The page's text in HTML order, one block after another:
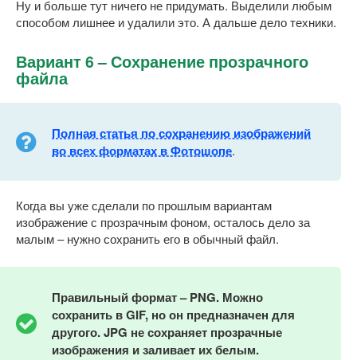
Ну и больше тут ничего не придумать. Выделили любым
способом лишнее и удалили это. А дальше дело техники.
Вариант 6 – Сохранение прозрачного
файла
Полная статья по сохранению изображений
во всех форматах в Фотошопе.
Когда вы уже сделали по прошлым вариантам
изображение с прозрачным фоном, осталось дело за
малым – нужно сохранить его в обычный файл.
Правильный формат –PNG. Можно
сохранить вGIF, но он предназначен для
другого.JPG не сохраняет прозрачные
изображения и заливает их белым.